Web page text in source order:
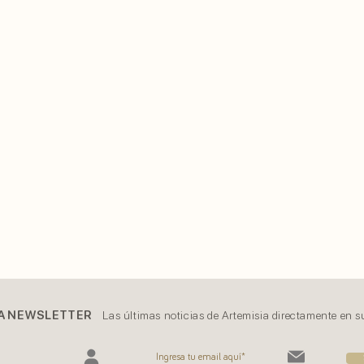
NEWSLETTER Las últimas noticias de Artemisia directamente en